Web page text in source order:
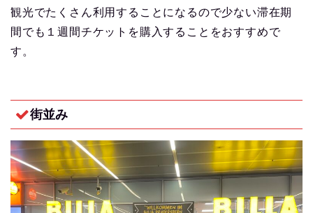
観光でたくさん利用することになるので少ない滞在期
間でも１週間チケットを購入することをおすすめで
す。
街並み